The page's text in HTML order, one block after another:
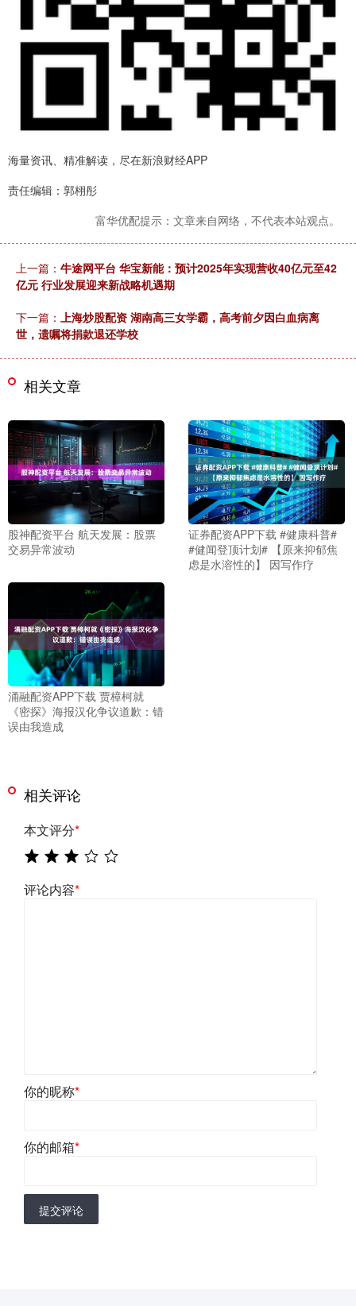
海量资讯、精准解读，尽在新浪财经APP
责任编辑：郭栩彤
富华优配提示：文章来自网络，不代表本站观点。
上一篇： 牛途网平台 华宝新能：预计2025年实现营收40亿元至42
亿元 行业发展迎来新战略机遇期
下一篇： 上海炒股配资 湖南高三女学霸，高考前夕因白血病离
世，遗嘱将捐款退还学校
相关文章
股神配资平台 航天发展：股票
交易异常波动
证券配资APP下载 #健康科普#
#健闻登顶计划# 【原来抑郁焦
虑是水溶性的】 因写作疗
涌融配资APP下载 贾樟柯就
《密探》海报汉化争议道歉：错
误由我造成
相关评论
本文评分*
评论内容*
你的昵称*
你的邮箱*
提交评论